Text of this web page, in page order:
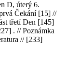
D, úterý 6.
Čekání [15] //
třetí Den [145]
. // Poznámka
// [233]